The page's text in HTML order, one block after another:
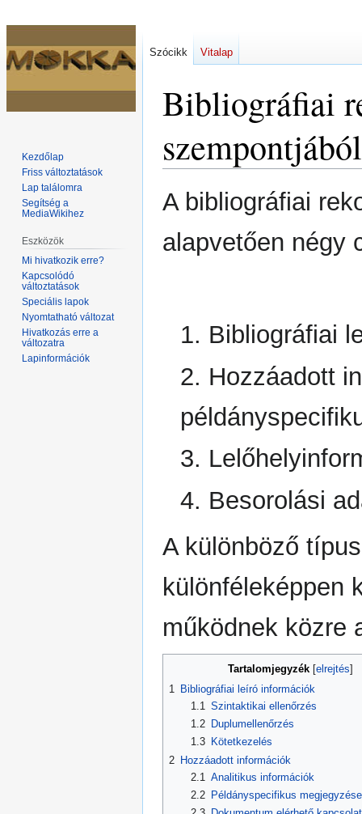
Bibliográfiai
Ugrás
a
Ugrás
a
A bibliográfiai
alapvetően négy
1. Bibliográfiai
2. Hozzáadott
3.
4. Besorolási
A különböző
különféleképpen
működnek közre
Tartalomjegyzék
1
Bibliográfiai leíró információk
1.1 Szintaktikai ellenőrzés
1.2
Duplumellenőrzés
1.3
Kötetkezelés
2 Hozzáadott információk
2.1 Analitikus információk
2.2
Példányspecifikus
Szócikk Vitalap
Kezdőlap
Friss változtatások
Lap találomra
Segítség a
MediaWikihez
Eszközök
Mi hivatkozik erre?
Kapcsolódó
változtatások
Speciális lapok
Nyomtatható változat
Hivatkozás erre a
változatra
Lapinformációk